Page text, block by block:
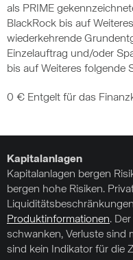
als PRIME
BlackRock bis auf
wiederkehrende
Einzelauftrag und/oder
bis auf Weiteres folgende
0 € Entgelt für das
Kapitalanlagen
Kapitalanlagen bergen
bergen hohe Risiken.
Produktinformationen.
schwanken, Verluste sind
sind kein Indikator für die